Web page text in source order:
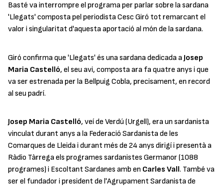
Basté va interrompre el programa per parlar sobre la sardana
'Llegats' composta pel periodista Cesc Giró tot remarcant el
valor i singularitat d'aquesta aportació al món de la sardana.
Giró confirma que 'Llegats' és una sardana dedicada a Josep
Maria Castelló, el seu avi, composta ara fa quatre anys i que
va ser estrenada per la Bellpuig Cobla, precisament, en record
al seu padrí.
Josep Maria Castelló, veí de Verdú (Urgell), era un sardanista
vinculat durant anys a la Federació Sardanista de les
Comarques de Lleida i durant més de 24 anys dirigí i presentà a
Ràdio Tàrrega els programes sardanistes Germanor (1088
programes) i Escoltant Sardanes amb en Carles Vall. També va
ser el fundador i president de l'Agrupament Sardanista de